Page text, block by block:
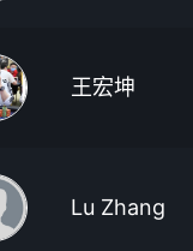
王宏坤
Lu Zhang